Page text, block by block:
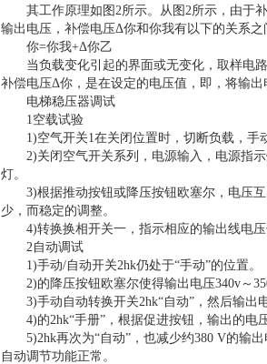
其工作原理如图2所示。从图2所示，由于补
输出电压，补偿电压Δ你和你我有以下的关系之
你=你我+Δ你乙
当负载变化引起的界面或无变化，取样电路
补偿电压Δ你，是在设定的电压值，即，将输出
电梯稳压器调试
1空载试验
1)空气开关1在关闭位置时，切断负载，手动
2)关闭空气开关系列，电源输入，电源指示
灯。
3)根据推动按钮或降压按钮欧塞尔，电压互
少，而稳定的调整。
4)转换换相开关一，指示相应的输出线电压
2自动调试
1)手动/自动开关2hk仍处于“手动”的位置。
2)的降压按钮欧塞尔使得输出电压340v～
3)手动自动转换开关2hk“自动”，然后输出电
4)的2hk“手册”，根据促进按钮，输出的电压
5)2hk再次为“自动”，也减少约380 V的输出
自动调节功能正常。